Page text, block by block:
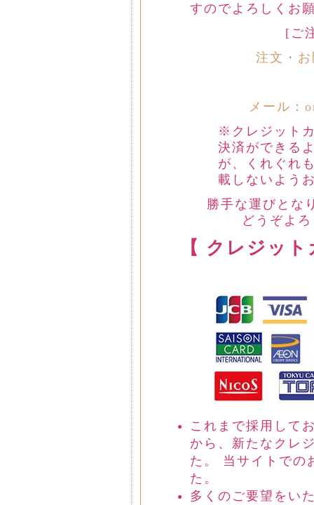
すのでよろしくお
[ご
注文・
メール：
※クレジット
決済ができる
が、くれぐれ
載しないよう
勝手な運びとな
どうぞよ
【 クレジッ
これまで採用して
から、新たなクレ
た。 当サイトでの
た。
多くのご要望をい